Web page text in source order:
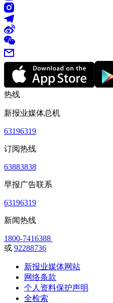
热线
新报业媒体总机
63196319
订阅热线
63883838
早报广告联系
63196319
新闻热线
1800-7416388
或 92288736
新报业媒体网站
网络条款
个人资料保护声明
全检索